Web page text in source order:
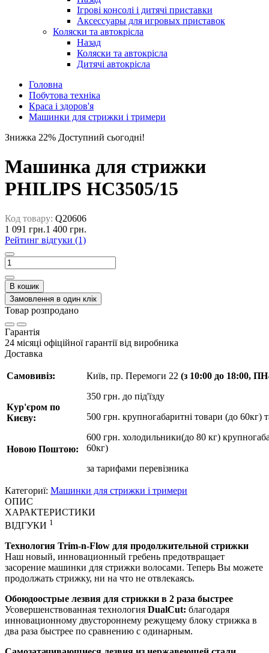
Ігрові консолі і дитячі приставки
Аксессуары для игровых приставок
Коляски та автокрісла
Назад
Коляски та автокрісла
Дитячі автокрісла
Головна
Побутова техніка
Краса і здоров'я
Машинки для стрижки і тримери
Знижка 22% Доступний сьогодні!
Машинка для стрижки
PHILIPS HC3505/15
Код товару: Q20606
1 091 грн.1 400 грн.
Рейтинг відгуки (1)
В кошик
Замовлення в один клік
Товар розпродано
Гарантія
24 місяці офіційної гарантії від виробника
Доставка
Самовивіз:
Кур'єром по
Києву:
Новою Поштою:
Київ, пр. Перемоги 22 (з 10:00 до 18:00,
350 грн. до під'їзду
500 грн. крупногабаритні товари (до 60кг)
600 грн. холодильники(до 80 кг)
60кг)
за тарифами перевізника
Категориї: Машинки для стрижки і тримери
ОПИС
ХАРАКТЕРИСТИКИ
ВІДГУКИ 1
Технология Trim-n-Flow для продолжительной стрижки
Наш новый, инновационный гребень предотвращает
засорение машинки для стрижки волосами. Теперь Вы можете
продолжать стрижку, ни на что не отвлекаясь.
Обоюдоострые лезвия для стрижки в 2 раза быстрее
Усовершенствованная технология DualCut: благодаря
инновационному двустороннему режущему блоку стрижка в
два раза быстрее по сравнению с одинарным.